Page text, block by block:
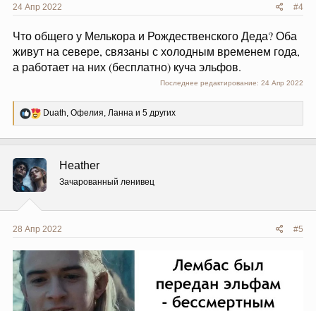
24 Апр 2022 #4
Что общего у Мелькора и Рождественского Деда? Оба
живут на севере, связаны с холодным временем года,
а работает на них (бесплатно) куча эльфов.
Последнее редактирование: 24 Апр 2022
Р
е
ц
и
и
:
Duath, Офелия, Ланна и 5 других
Heather
Зачарованный ленивец
28 Апр 2022 #5